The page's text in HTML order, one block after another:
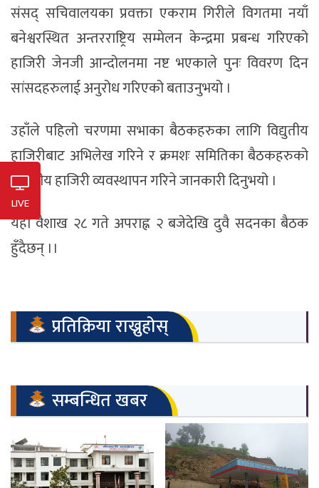
संसद् सचिवालयका प्रवक्ता एकराम गिरीले विगतमा नयाँ
बनेश्वरस्थित अन्तरराष्ट्रिय सम्मेलन केन्द्रमा प्रबन्ध गरिएको
हाजिरी जेनजी आन्दोलनमा नष्ट भएकाले पुनः विवरण दिन
सांसदहरुलाई अनुरोध गरिएको बताउनुभयो ।
उहाँले पहिलो चरणमा सभाका बैठकहरुका लागि विद्युतीय
हाजिरीबाट अभिलेख गरिने र क्रमशः समितिका बैठकहरुको
विद्युतीय हाजिरी व्यवस्थापन गरिने जानकारी दिनुभयो ।
यही वैशाख २८ गते अपराह्न २ बजेदेखि दुवै सदनका बैठक
हुँदैछन् ।।
प्रतिक्रिया राख्नुहोस्
सम्बन्धित खबर
LIVE